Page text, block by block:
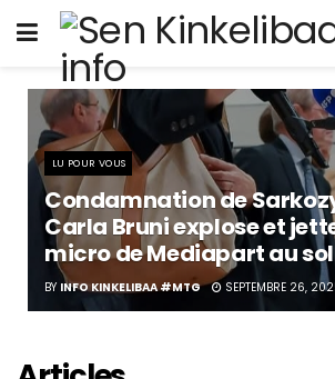
LU POUR VOUS
Condamnation de
Carla Bruni explose et
micro de Mediapart au
BY INFO KINKELIBAA #MTG SEPTEMBRE 26,